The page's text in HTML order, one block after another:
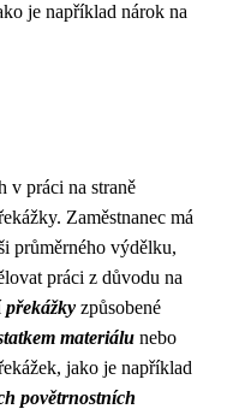
je například nárok na
v práci na straně
Zaměstnanec má
průměrného výdělku,
práci z důvodu na
překážky způsobené
materiálu nebo
jako je například
povětrnostních